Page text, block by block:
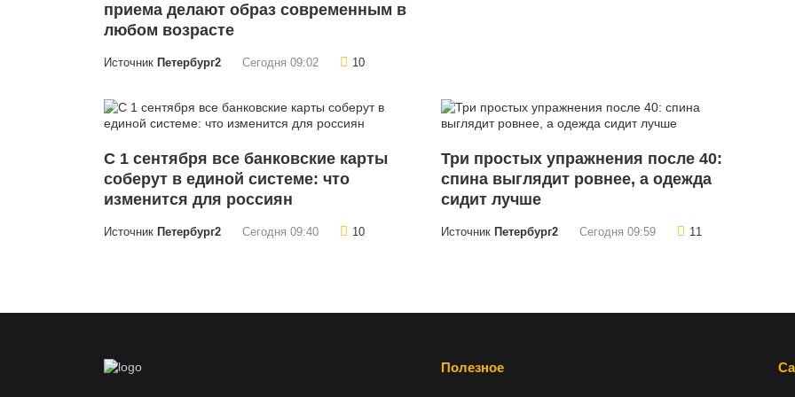
приема делают образ современным в
любом возрасте
Источник Петербург2 Сегодня 09:02 10
С 1 сентября все банковские карты
соберут в единой системе: что
изменится для россиян
Источник Петербург2 Сегодня 09:40 10
Три простых упражнения после 40:
спина выглядит ровнее, а одежда
сидит лучше
Источник Петербург2 Сегодня 09:59 11
Полезное